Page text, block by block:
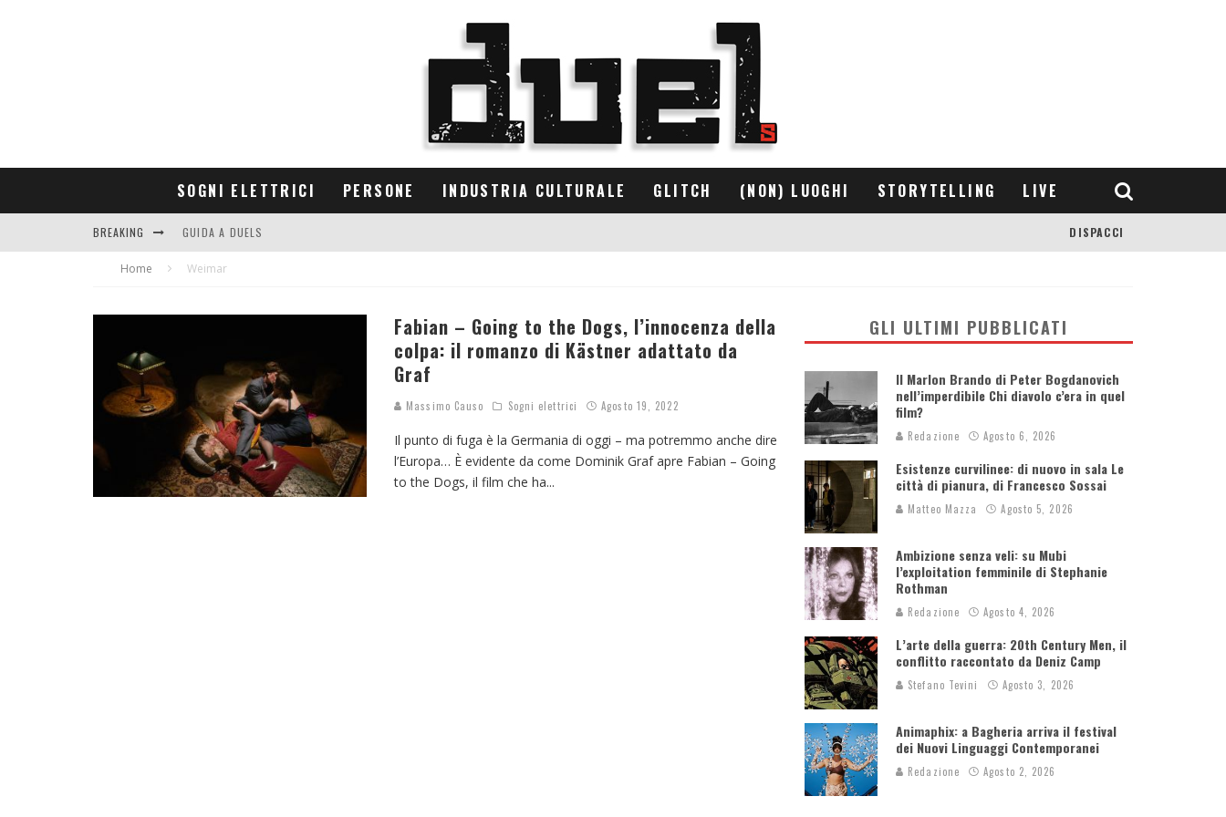
SOGNI ELETTRICI PERSONE INDUSTRIA CULTURALE GLITCH (NON) LUOGHI STORYTELLING LIVE
BREAKING GUIDA A DUELS
CONTRIBUTORS
DISPACCI
Home Weimar
Fabian – Going to the Dogs, l’innocenza della
colpa: il romanzo di Kästner adattato da
Graf
Massimo Causo Sogni elettrici Agosto 19, 2022
Il punto di fuga è la Germania di oggi – ma potremmo anche dire
l’Europa… È evidente da come Dominik Graf apre Fabian – Going
to the Dogs, il film che ha...
GLI ULTIMI PUBBLICATI
Il Marlon Brando di Peter Bogdanovich
nell’imperdibile Chi diavolo c’era in quel
film?
Redazione Agosto 6, 2026
Esistenze curvilinee: di nuovo in sala Le
città di pianura, di Francesco Sossai
Matteo Mazza Agosto 5, 2026
Ambizione senza veli: su Mubi
l’exploitation femminile di Stephanie
Rothman
Redazione Agosto 4, 2026
L’arte della guerra: 20th Century Men, il
conflitto raccontato da Deniz Camp
Stefano Tevini Agosto 3, 2026
Animaphix: a Bagheria arriva il festival
dei Nuovi Linguaggi Contemporanei
Redazione Agosto 2, 2026